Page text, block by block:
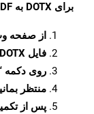
برای DOTX به PDF
از صفحه
فایل DOTX خود را از دستگاه خود آپلود کنید.
روی دکمه
منتظر